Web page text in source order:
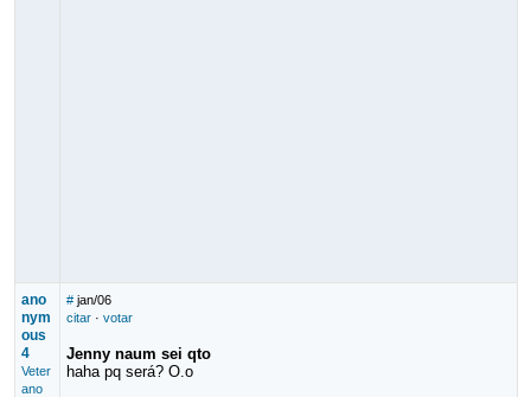
ano
nym
ous
4
Veter
ano
# jan/06
citar· votar
Jenny naum sei qto
haha pq será? O.o